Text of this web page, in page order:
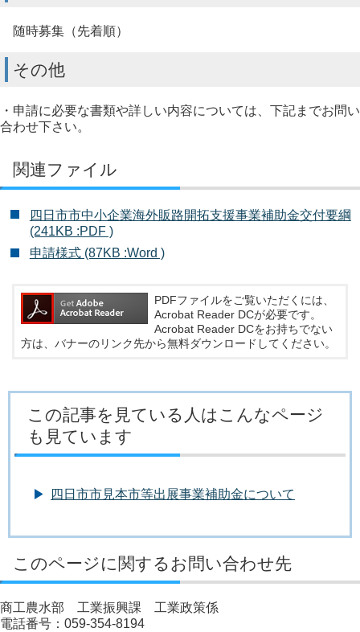
随時募集（先着順）
その他
・申請に必要な書類や詳しい内容については、下記までお問い
合わせ下さい。
関連ファイル
四日市市中小企業海外販路開拓支援事業補助金交付要綱
(241KB :PDF )
申請様式 (87KB :Word )
PDFファイルをご覧いただくには、
Acrobat Reader DCが必要です。
Acrobat Reader DCをお持ちでない
方は、バナーのリンク先から無料ダウンロードしてください。
この記事を見ている人はこんなページ
も見ています
四日市市見本市等出展事業補助金について
このページに関するお問い合わせ先
商工農水部 工業振興課 工業政策係
電話番号：059-354-8194